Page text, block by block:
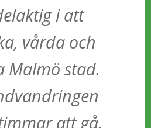
i att
vårda och
Malmö stad.
att gå.